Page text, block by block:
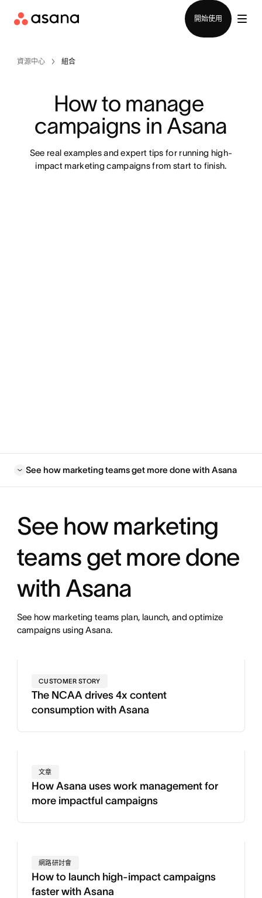
開始使用
資源中心 組合
How to manage
campaigns in Asana
See real examples and expert tips for running high-
impact marketing campaigns from start to finish.
See how marketing teams get more done with Asana
See how marketing
teams get more done
with Asana
See how marketing teams plan, launch, and optimize
campaigns using Asana.
CUSTOMER STORY
The NCAA drives 4x content
consumption with Asana
文章
How Asana uses work management for
more impactful campaigns
網路研討會
How to launch high-impact campaigns
faster with Asana